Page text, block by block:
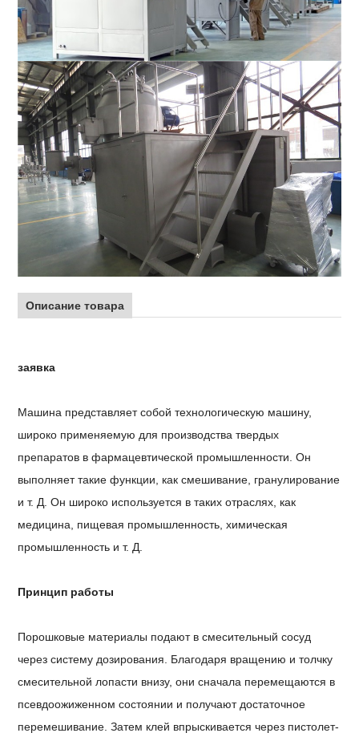
Описание товара
заявка
Машина представляет собой технологическую машину,
широко применяемую для производства твердых
препаратов в фармацевтической промышленности. Он
выполняет такие функции, как смешивание, гранулирование
и т. Д. Он широко используется в таких отраслях, как
медицина, пищевая промышленность, химическая
промышленность и т. Д.
Принцип работы
Порошковые материалы подают в смесительный сосуд
через систему дозирования. Благодаря вращению и толчку
смесительной лопасти внизу, они сначала перемещаются в
псевдоожиженном состоянии и получают достаточное
перемешивание. Затем клей впрыскивается через пистолет-